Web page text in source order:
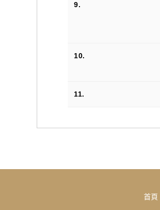
9.
10.
11.
首頁